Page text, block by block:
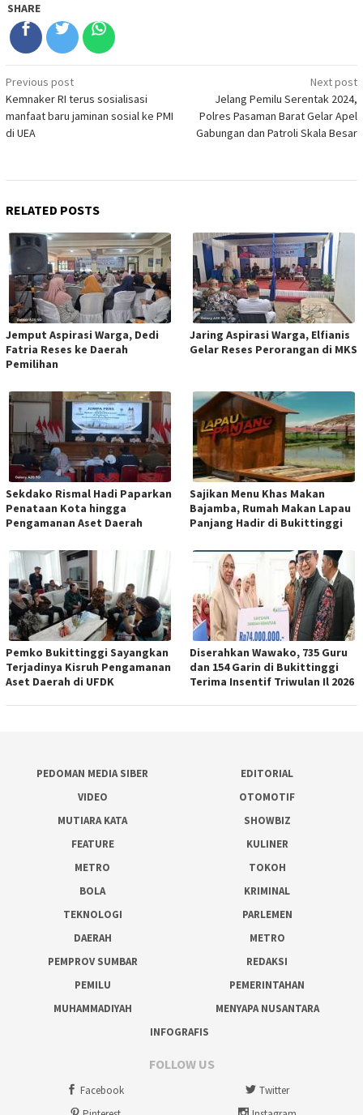
SHARE
Post
navigation
Previous post
Kemnaker RI terus sosialisasi
manfaat baru jaminan sosial ke PMI
di UEA
Next post
Jelang Pemilu Serentak 2024,
Polres Pasaman Barat Gelar Apel
Gabungan dan Patroli Skala Besar
RELATED POSTS
Jemput Aspirasi Warga, Dedi
Fatria Reses ke Daerah
Pemilihan
Jaring Aspirasi Warga, Elfianis
Gelar Reses Perorangan di MKS
Sekdako Rismal Hadi Paparkan
Penataan Kota hingga
Pengamanan Aset Daerah
Sajikan Menu Khas Makan
Bajamba, Rumah Makan Lapau
Panjang Hadir di Bukittinggi
Pemko Bukittinggi Sayangkan
Terjadinya Kisruh Pengamanan
Aset Daerah di UFDK
Diserahkan Wawako, 735 Guru
dan 154 Garin di Bukittinggi
Terima Insentif Triwulan Il 2026
PEDOMAN MEDIA SIBER
EDITORIAL
VIDEO
OTOMOTIF
MUTIARA KATA
SHOWBIZ
FEATURE
KULINER
METRO
TOKOH
BOLA
KRIMINAL
TEKNOLOGI
PARLEMEN
DAERAH
METRO
PEMPROV SUMBAR
REDAKSI
PEMILU
PEMERINTAHAN
MUHAMMADIYAH
MENYAPA NUSANTARA
INFOGRAFIS
FOLLOW US
Facebook
Twitter